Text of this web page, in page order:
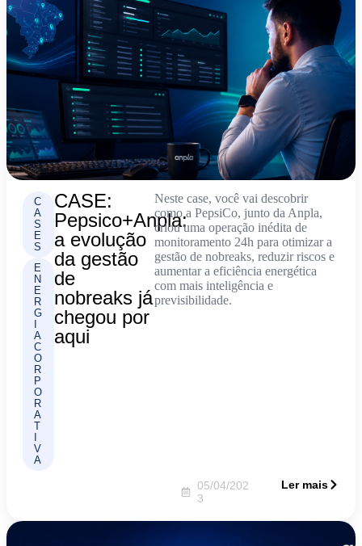
C
A
S
E
S
E
N
E
R
G
A
C
O
R
P
O
R
A
T
V
A
CASE:
Pepsico+Anpla:
a evolução
da gestão
de
nobreaks já
chegou por
aqui
Neste case, você vai descobrir
como a PepsiCo, junto da Anpla,
criou uma operação inédita de
monitoramento 24h para otimizar a
gestão de nobreaks, reduzir riscos e
aumentar a eficiência energética
com mais inteligência e
previsibilidade.
05/04/202
3
Ler mais